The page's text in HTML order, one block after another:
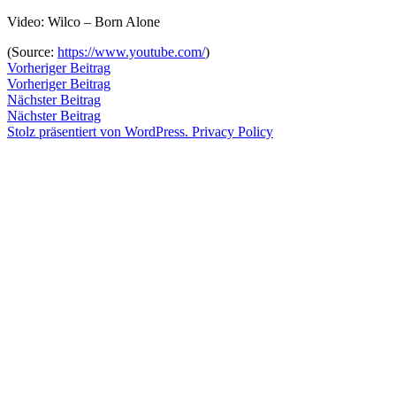
Zum
springen
von
September
20114.
Januar
2020
einen
Kommentar
zu
Video: Wilco – Born Alone
(Source: https://www.youtube.com/)
Veröffentlicht
von
snhpfr
8.
September
20114.
Januar
Veröffentlicht
in
Uncategorized
Schlagwörter:
2k11,
mark
greenberg,
the
Beitragsnavigation
Vorheriger BeitragVorheriger
Beitrag:
Vorheriger Beitrag
Nächster BeitragNächster
Beitrag:
Nächster Beitrag
Stolz präsentiert von WordPress. Privacy Policy